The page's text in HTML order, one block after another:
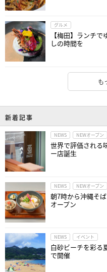
グルメ
【梅田】ランチ
しの時間を
も
新着記事
NEWS NEWオープン
世界で評価される
ー店誕生
NEWS NEWオープン
朝7時から沖縄そ
オープン
NEWS イベント
白砂ビーチを彩る
で開催